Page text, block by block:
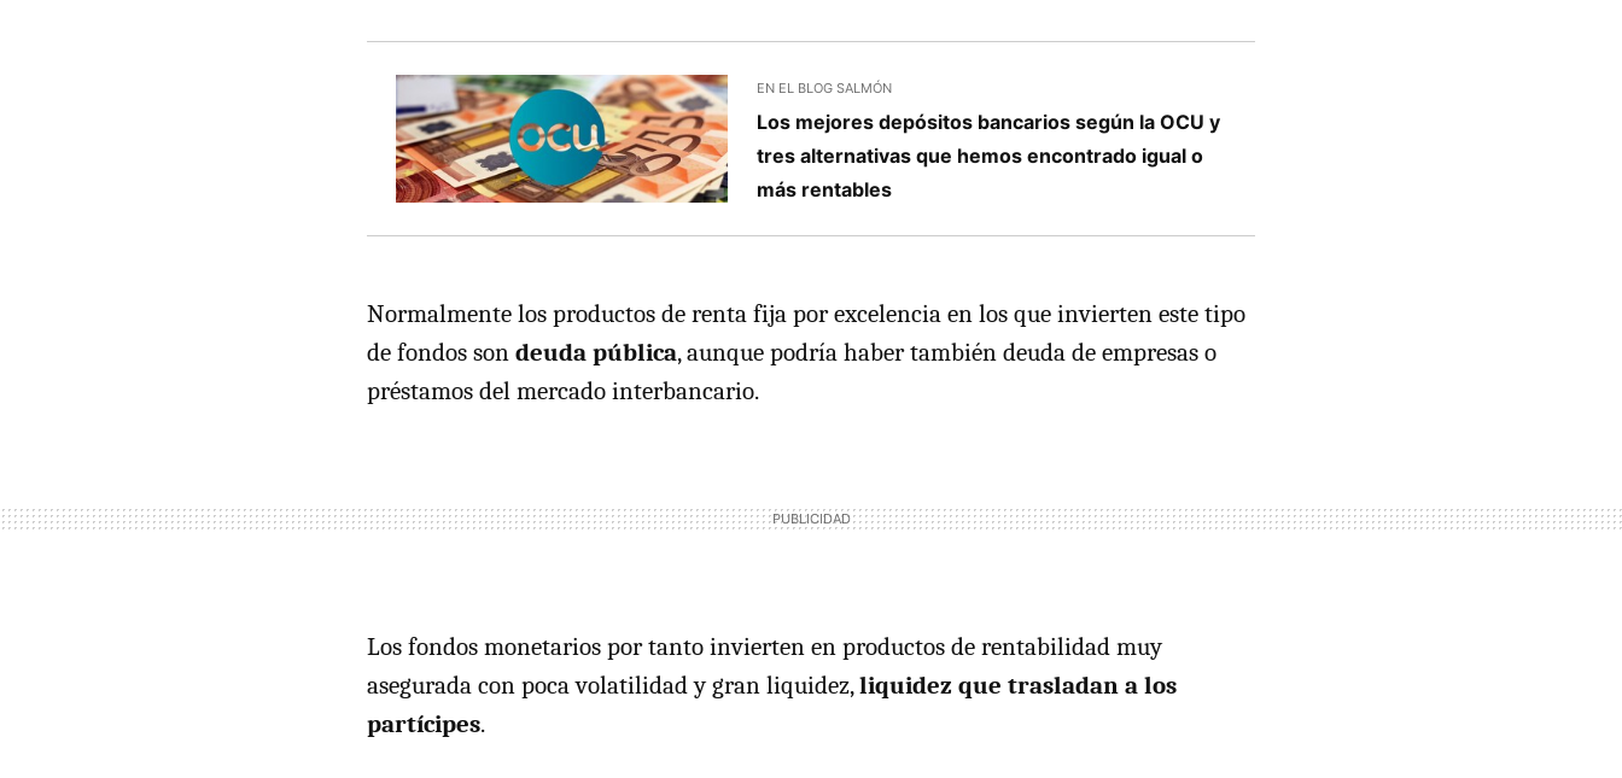
EN EL BLOG SALMÓN
Los mejores depósitos bancarios según la OCU y
tres alternativas que hemos encontrado igual o
más rentables
Normalmente los productos de renta fija por excelencia en los que invierten este tipo
de fondos son deuda pública, aunque podría haber también deuda de empresas o
préstamos del mercado interbancario.
Los fondos monetarios por tanto invierten en productos de rentabilidad muy
asegurada con poca volatilidad y gran liquidez,liquidez que trasladan a los
partícipes.